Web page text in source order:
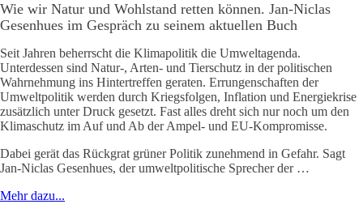
Wie wir Natur und Wohlstand retten können. Jan-Niclas
Gesenhues im Gespräch zu seinem aktuellen Buch
Seit Jahren beherrscht die Klimapolitik die Umweltagenda.
Unterdessen sind Natur-, Arten- und Tierschutz in der politischen
Wahrnehmung ins Hintertreffen geraten. Errungenschaften der
Umweltpolitik werden durch Kriegsfolgen, Inflation und Energiekrise
zusätzlich unter Druck gesetzt. Fast alles dreht sich nur noch um den
Klimaschutz im Auf und Ab der Ampel- und EU-Kompromisse.
Dabei gerät das Rückgrat grüner Politik zunehmend in Gefahr. Sagt
Jan-Niclas Gesenhues, der umweltpolitische Sprecher der …
Mehr dazu...